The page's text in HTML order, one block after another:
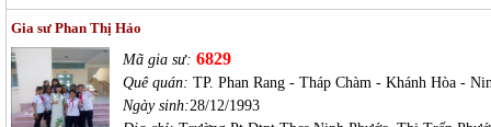
Gia sư Phan Thị Hảo
Mã gia sư: 6829
Quê quán: TP. Phan Rang - Tháp Chàm - Khánh Hòa -
Ngày sinh:28/12/1993